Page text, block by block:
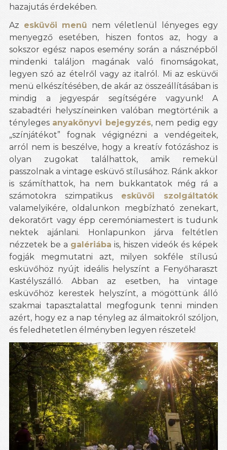
hazajutás érdekében.
Az esküvői menü nem véletlenül lényeges egy
menyegző esetében, hiszen fontos az, hogy a
sokszor egész napos esemény során a násznépből
mindenki találjon magának való finomságokat,
legyen szó az ételről vagy az italról. Mi az esküvői
menü elkészítésében, de akár az összeállításában is
mindig a jegyespár segítségére vagyunk! A
szabadtéri helyszíneinken valóban megtörténik a
tényleges anyakönyvi bejegyzés, nem pedig egy
„színjátékot” fognak végignézni a vendégeitek,
arról nem is beszélve, hogy a kreatív fotózáshoz is
olyan zugokat találhattok, amik remekül
passzolnak a vintage esküvő stílusához. Ránk akkor
is számíthattok, ha nem bukkantatok még rá a
számotokra szimpatikus esküvői szolgáltatók
valamelyikére, oldalunkon megbízható zenekart,
dekoratőrt vagy épp ceremóniamestert is tudunk
nektek ajánlani. Honlapunkon járva feltétlen
nézzetek be a galériába is, hiszen videók és képek
fogják megmutatni azt, milyen sokféle stílusú
esküvőhöz nyújt ideális helyszínt a Fenyőharaszt
Kastélyszálló. Abban az esetben, ha vintage
esküvőhöz kerestek helyszínt, a mögöttünk álló
szakmai tapasztalattal megfogunk tenni minden
azért, hogy ez a nap tényleg az álmaitokról szóljon,
és feledhetetlen élményben legyen részetek!